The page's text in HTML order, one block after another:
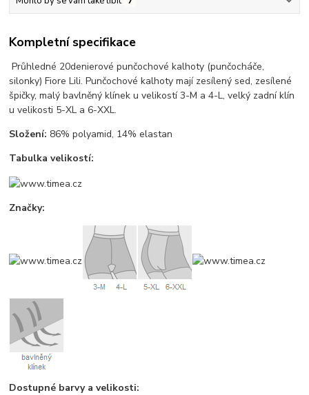
Kompletní specifikace
Průhledné 20denierové punčochové kalhoty (punčocháče,
silonky) Fiore Lili. Punčochové kalhoty mají zesílený sed, zesílené
špičky, malý bavlněný klínek u velikostí 3-M a 4-L, velký zadní klín
u velikosti 5-XL a 6-XXL.
Složení: 86% polyamid, 14% elastan
Tabulka velikostí:
Značky:
Dostupné barvy a velikosti: